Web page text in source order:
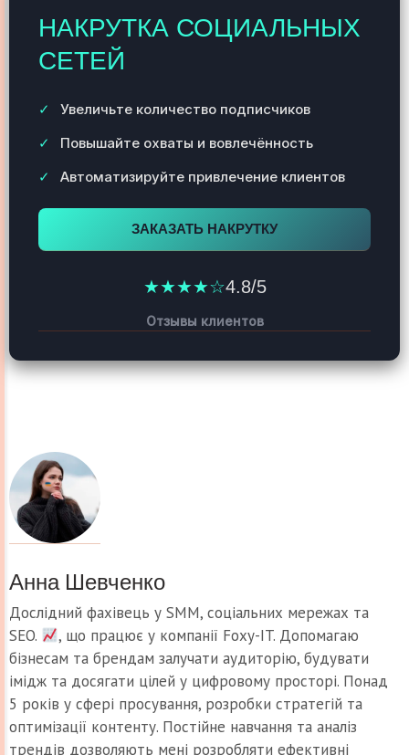
НАКРУТКА СОЦИАЛЬНЫХ
СЕТЕЙ
Увеличьте количество подписчиков
Повышайте охваты и вовлечённость
Автоматизируйте привлечение клиентов
ЗАКАЗАТЬ НАКРУТКУ
★★★★☆4.8/5
Отзывы клиентов
Анна Шевченко
Дослідний фахівець у SMM, соціальних мережах та
SEO.
, що працює у компанії Foxy-IT. Допомагаю
бізнесам та брендам залучати аудиторію, будувати
імідж та досягати цілей у цифровому просторі. Понад
5 років у сфері просування, розробки стратегій та
оптимізації контенту. Постійне навчання та аналіз
трендів дозволяють мені розробляти ефективні